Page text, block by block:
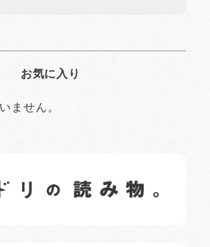
お気に入り
ません。
更新中です。